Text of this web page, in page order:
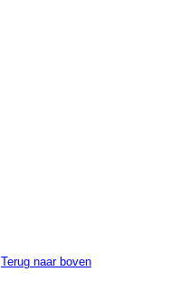
Terug naar boven